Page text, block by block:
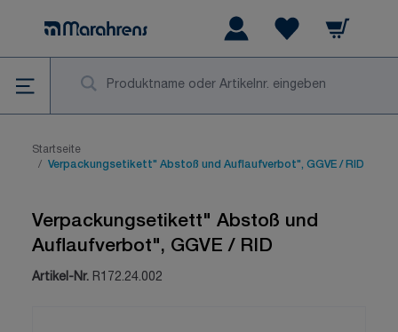
Warenkorb
Startseite
/ Verpackungsetikett" Abstoß und Auflaufverbot", GGVE / RID
Verpackungsetikett" Abstoß und
Auflaufverbot", GGVE / RID
Artikel-Nr. R172.24.002